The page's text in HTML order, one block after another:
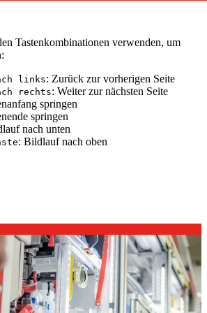
Tastenkombinationen verwenden, um
links: Zurück zur vorherigen Seite
rechts: Weiter zur nächsten Seite
springen
springen
nach unten
: Bildlauf nach oben